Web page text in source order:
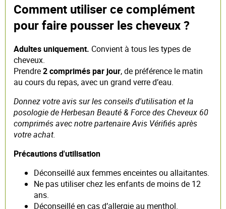
Comment utiliser ce complément
pour faire pousser les cheveux ?
Adultes uniquement. Convient à tous les types de
cheveux.
Prendre2 comprimés par jour, de préférence le matin
au cours du repas, avec un grand verre d’eau.
Donnez votre avis sur les conseils d'utilisation et la
posologie de Herbesan Beauté & Force des Cheveux 60
comprimés avec notre partenaire Avis Vérifiés après
votre achat.
Précautions d'utilisation
Déconseillé aux femmes enceintes ou allaitantes.
Ne pas utiliser chez les enfants de moins de 12
ans.
Déconseillé en cas d’allergie au menthol.